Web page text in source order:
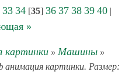
33 34[35] 36 37 38 39 40|
»
картинки» Машины»
анимация картинки. Размер: